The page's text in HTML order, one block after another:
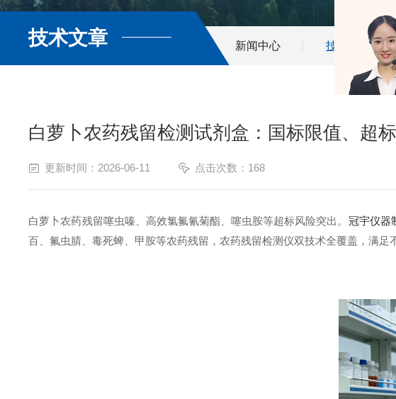
技术文章 新闻中心 技术文章
白萝卜农药残留检测试剂盒：国标限值、超
更新时间：2026-06-11 点击次数：168
白萝卜农药残留噻虫嗪、高效氯氟氰菊酯、噻虫胺等超标风险突出。 冠宇仪器
百、氟虫腈、毒死蜱、甲胺等农药残留，农药残留检测仪双技术全覆盖，满